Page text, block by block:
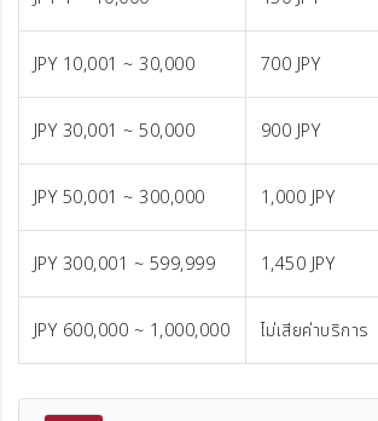
JPY 10,001 ~ 30,000 700 JPY
JPY 30,001 ~ 50,000 900 JPY
JPY 50,001 ~ 300,000 1,000 JPY
JPY 300,001 ~ 599,999 1,450 JPY
JPY 600,000 ~ 1,000,000 ไม่เสียค่าบริการ